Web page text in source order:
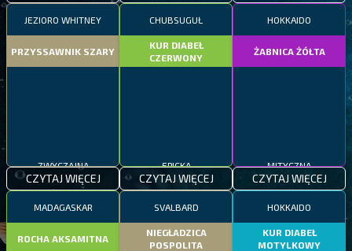
JEZIORO WHITNEY
PRZYSSAWNIK SZARY
CZYTAJ WIĘCEJ
CHUBSUGUŁ
KUR DIABEŁ
CZERWONY
CZYTAJ WIĘCEJ
HOKKAIDO
ŻABNICA ŻÓŁTA
CZYTAJ WIĘCEJ
MADAGASKAR
ROCHA AKSAMITNA
SVALBARD
NIEGŁADZICA
POSPOLITA
HOKKAIDO
KUR DIABEŁ
MOTYLKOWY